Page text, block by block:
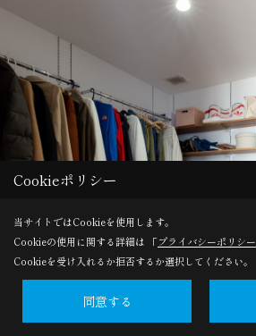
Cookieポリシー
当サイトではCookieを使用します。
Cookieの使用に関する詳細は 「プライバシーポリシー
Cookieを受け入れるか拒否するか選択してください。
同意する